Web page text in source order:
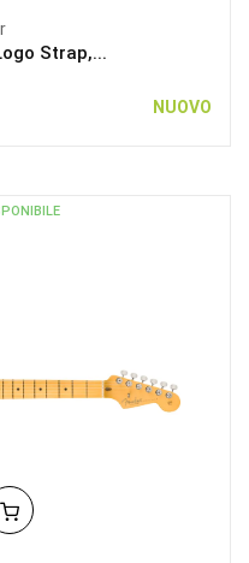
Strap,...
NUOVO